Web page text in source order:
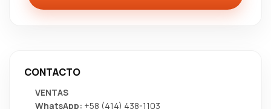
CONTACTO
VENTAS
WhatsApp: +58 (414) 438-1103